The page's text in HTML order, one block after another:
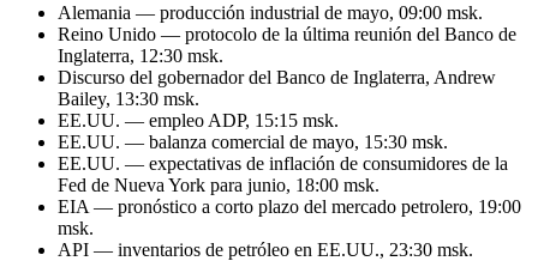
Alemania — producción industrial de mayo, 09:00 msk.
Reino Unido — protocolo de la última reunión del Banco de
Inglaterra, 12:30 msk.
Discurso del gobernador del Banco de Inglaterra, Andrew
Bailey, 13:30 msk.
EE.UU. — empleo ADP, 15:15 msk.
EE.UU. — balanza comercial de mayo, 15:30 msk.
EE.UU. — expectativas de inflación de consumidores de la
Fed de Nueva York para junio, 18:00 msk.
EIA — pronóstico a corto plazo del mercado petrolero, 19:00
msk.
API — inventarios de petróleo en EE.UU., 23:30 msk.